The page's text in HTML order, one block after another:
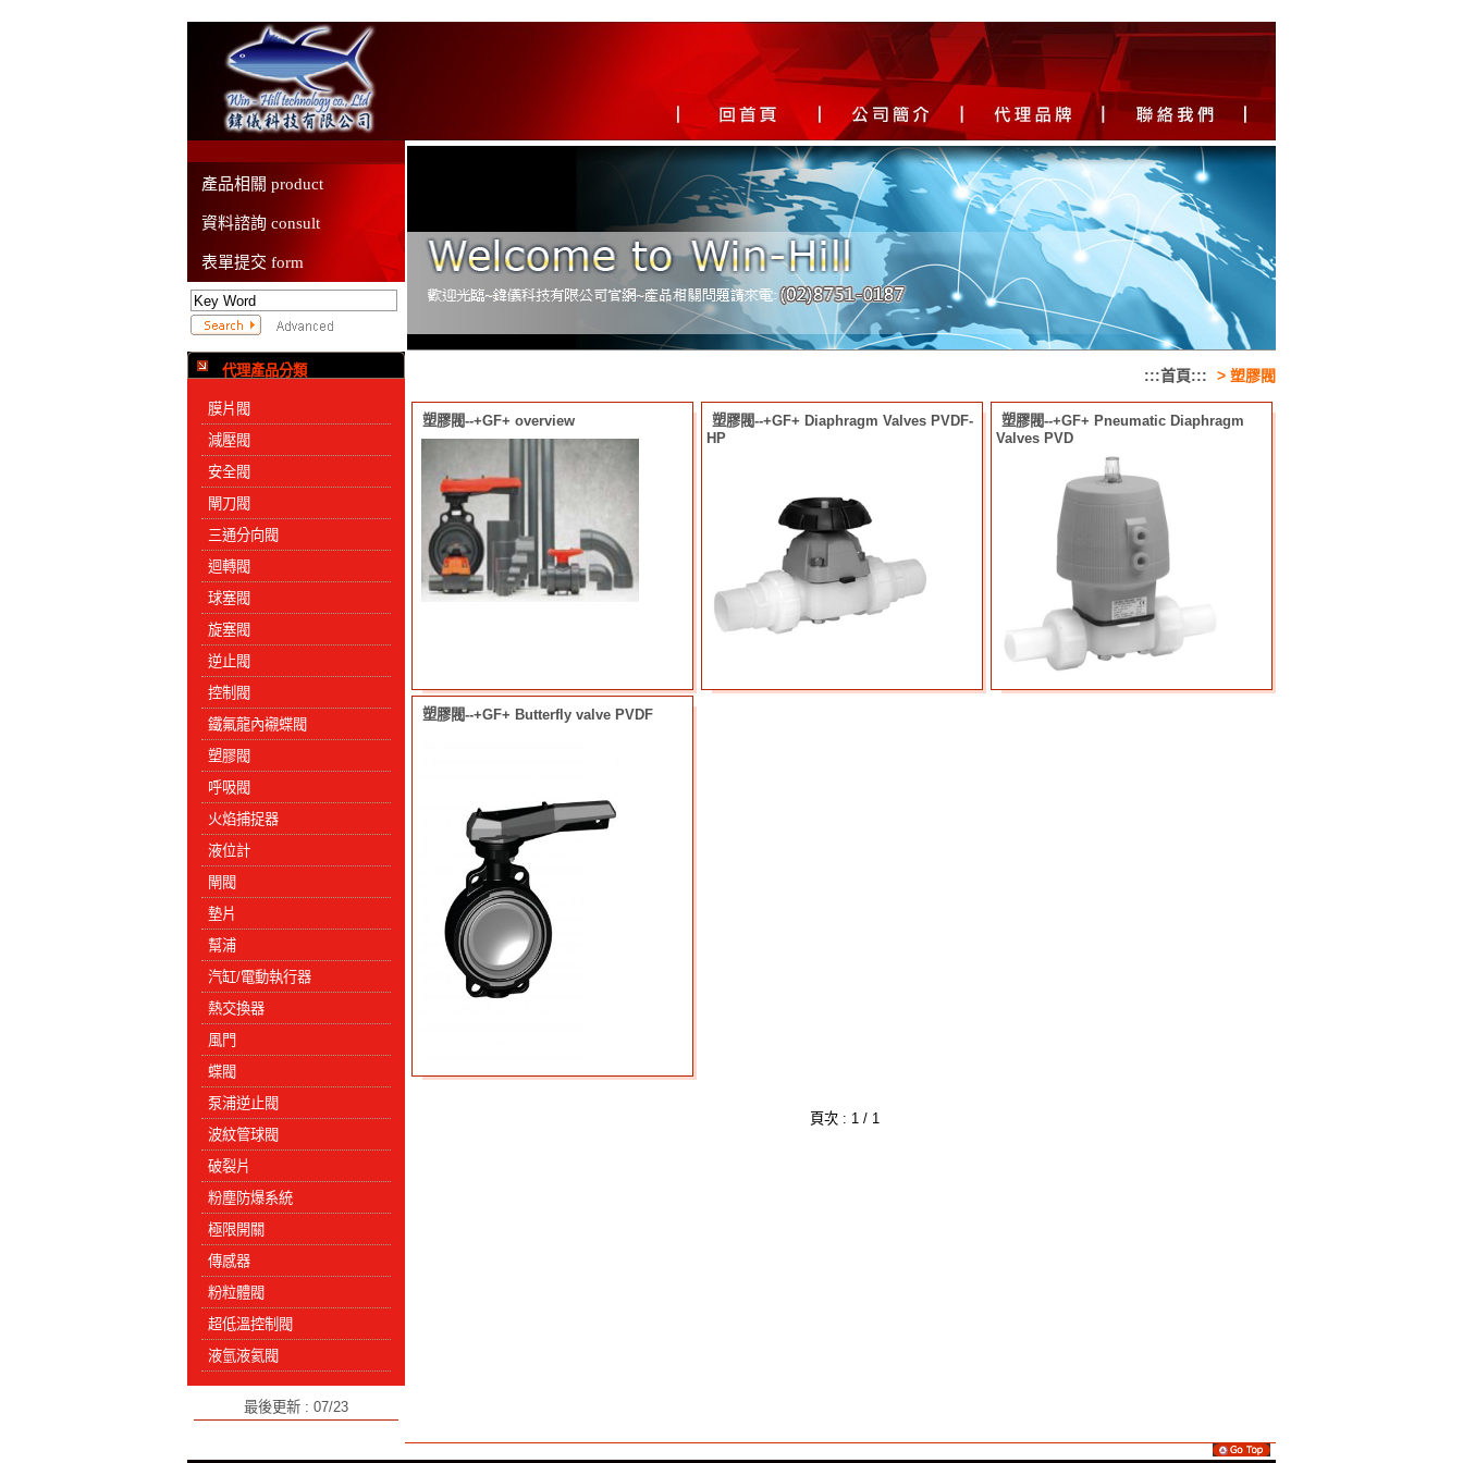
產品相關 product
資料諮詢 consult
表單提交 form
代理產品分類
膜片閥
減壓閥
安全閥
閘刀閥
三通分向閥
迴轉閥
球塞閥
旋塞閥
逆止閥
控制閥
鐵氟龍內襯蝶閥
塑膠閥
呼吸閥
火焰捕捉器
液位計
閘閥
墊片
幫浦
汽缸/電動執行器
熱交換器
風門
蝶閥
泵浦逆止閥
波紋管球閥
破裂片
粉塵防爆系統
極限開關
傳感器
粉粒體閥
超低溫控制閥
液氫液氦閥
最後更新 : 07/23
:::首頁::: > 塑膠閥
塑膠閥--+GF+ overview
塑膠閥--+GF+ Diaphragm Valves PVDF-
HP
塑膠閥--+GF+ Pneumatic Diaphragm
Valves PVD
塑膠閥--+GF+ Butterfly valve PVDF
頁次 : 1 / 1